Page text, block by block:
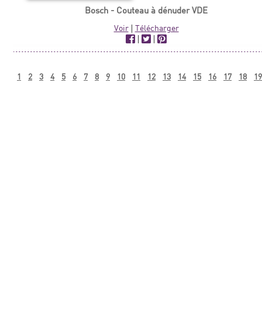
Bosch - Couteau à dénuder VDE
Voir| Télécharger
|
|
1 2 3 4 5 6 7 8 9 10 11 12 13 14 15 16 17 18 19